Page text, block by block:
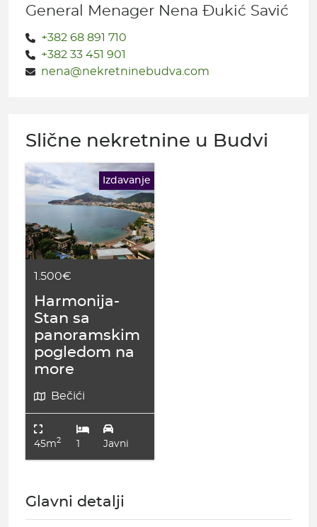
General Menager Nena Đukić Savić
+382 68 891 710
+382 33 451 901
nena@nekretninebudva.com
Slične nekretnine u Budvi
Izdavanje
1.500€
Harmonija-
Stan sa
panoramskim
pogledom na
more
Bečići
45m2 1 Javni
Glavni detalji